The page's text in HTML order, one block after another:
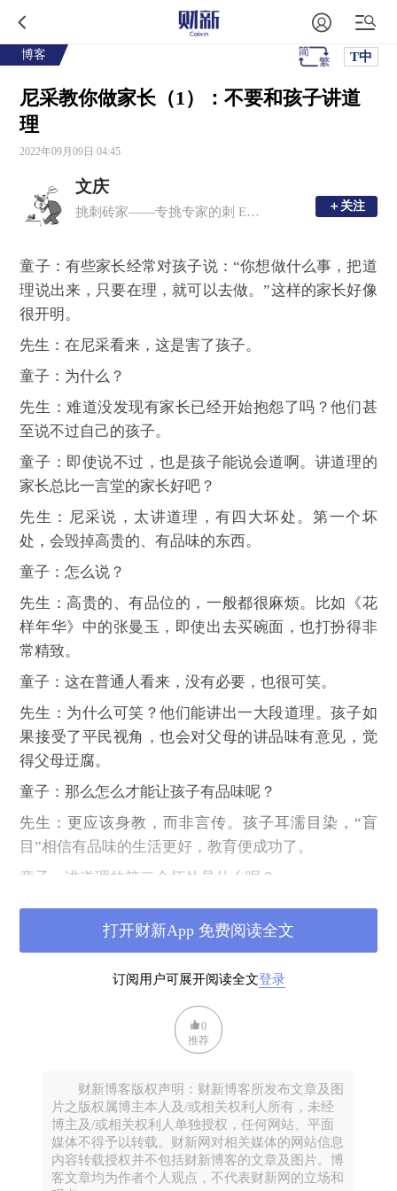
博客 T中
尼采教你做家长（1）：不要和孩子讲道
理
2022年09月09日 04:45
文庆
挑刺砖家——专挑专家的刺 E-mail:wqphil@126.com 微信公众号：zhuanyetiaoci ＋关注
＋关注
童子：有些家长经常对孩子说：“你想做什么事，把道
理说出来，只要在理，就可以去做。”这样的家长好像
很开明。
先生：在尼采看来，这是害了孩子。
童子：为什么？
先生：难道没发现有家长已经开始抱怨了吗？他们甚
至说不过自己的孩子。
童子：即使说不过，也是孩子能说会道啊。讲道理的
家长总比一言堂的家长好吧？
先生：尼采说，太讲道理，有四大坏处。第一个坏
处，会毁掉高贵的、有品味的东西。
童子：怎么说？
先生：高贵的、有品位的，一般都很麻烦。比如《花
样年华》中的张曼玉，即使出去买碗面，也打扮得非
常精致。
童子：这在普通人看来，没有必要，也很可笑。
先生：为什么可笑？他们能讲出一大段道理。孩子如
果接受了平民视角，也会对父母的讲品味有意见，觉
得父母迂腐。
童子：那么怎么才能让孩子有品味呢？
先生：更应该身教，而非言传。孩子耳濡目染，“盲
目”相信有品味的生活更好，教育便成功了。
童子：讲道理的第二个坏处是什么呢？
先生：总是鼓励孩子为自己的行为辩护，有时会让他
们出丑。孩子有时想做什么，并没有理由，硬让他们
说出个所以然，是强人所难。
童子：如果孩子想不出理由，便说：“我就是想做这件
先生：家长不会认可这样的说法，因为做任何伤天害
童子：问题是，孩子没有伤天害理，只是有点随心所
先生：理性的家长认为，随心所欲不是好事，讲不出
道理的事情就不应该做。他们没有意识到，任何人做
订阅用户可展开阅读全文登录
打开财新App 免费阅读全文
0
推荐
财新博客版权声明：财新博客所发布文章及图
片之版权属博主本人及/或相关权利人所有，未经
博主及/或相关权利人单独授权，任何网站、平面
媒体不得予以转载。财新网对相关媒体的网站信息
内容转载授权并不包括财新博客的文章及图片。博
客文章均为作者个人观点，不代表财新网的立场和